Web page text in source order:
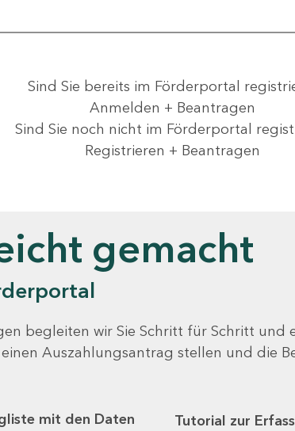
Sind Sie bereits im Förderportal
Anmelden + Beantragen
Sind Sie noch nicht im Förderportal
Registrieren + Beantragen
gemacht
begleiten wir Sie Schritt für Schritt und
Auszahlungsantrag stellen und die
mit den Daten
Tutorial zur